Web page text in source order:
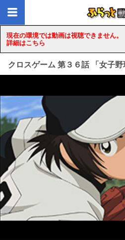
現在の環境では動画は視聴できません。
詳細はこちら
クロスゲーム 第３６話 「女子野
loading...